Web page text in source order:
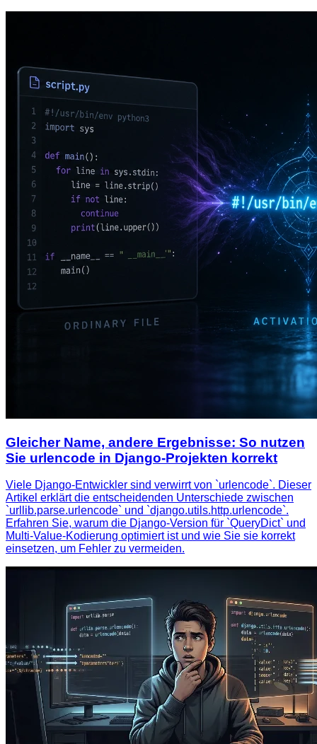
Gleicher Name, andere Ergebnisse: So nutzen
Sie urlencode in Django-Projekten korrekt
Viele Django-Entwickler sind verwirrt von `urlencode`. Dieser
Artikel erklärt die entscheidenden Unterschiede zwischen
`urllib.parse.urlencode` und `django.utils.http.urlencode`.
Erfahren Sie, warum die Django-Version für `QueryDict` und
Multi-Value-Kodierung optimiert ist und wie Sie sie korrekt
einsetzen, um Fehler zu vermeiden.